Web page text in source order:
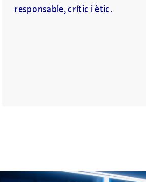
responsable, crític i ètic.